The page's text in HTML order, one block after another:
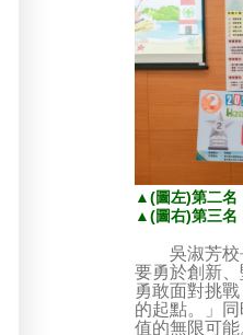
▲(圖左)第二
▲(圖右)第三名
吳淑芳校長
要勇於創新
勇敢面對挑
的起點。」
值的無限可能